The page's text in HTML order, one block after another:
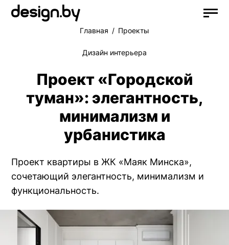
Главная Проекты
Дизайн интерьера
Проект «Городской
туман»: элегантность,
минимализм и
урбанистика
Проект квартиры в ЖК «Маяк Минска»,
сочетающий элегантность, минимализм и
функциональность.